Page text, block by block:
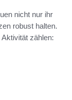
nicht nur ihr
robust halten.
zählen: